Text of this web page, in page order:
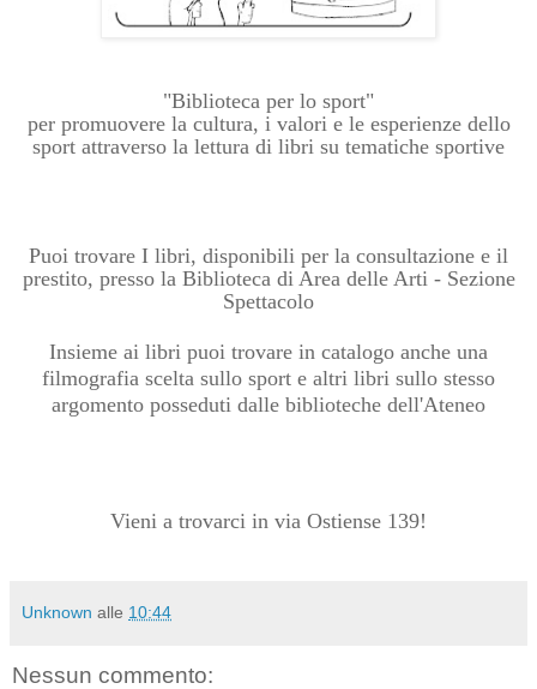
"Biblioteca per lo sport"
per promuovere la cultura, i valori e le esperienze dello
sport attraverso la lettura di libri su tematiche sportive
Puoi trovare I libri, disponibili per la consultazione e il
prestito, presso la Biblioteca di Area delle Arti - Sezione
Spettacolo
Insieme ai libri puoi trovare in catalogo anche una
filmografia scelta sullo sport e altri libri sullo stesso
argomento posseduti dalle biblioteche dell'Ateneo
Vieni a trovarci in via Ostiense 139!
Unknown alle 10:44
Nessun commento: